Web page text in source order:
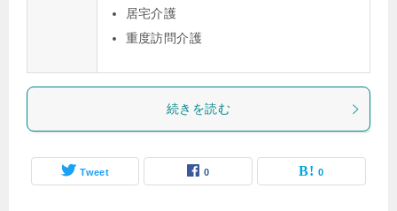
居宅介護
重度訪問介護
続きを読む
Tweet 0 0